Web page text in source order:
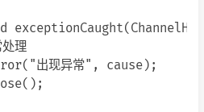
理
出现异常", cause);